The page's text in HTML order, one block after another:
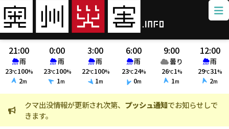
21:00
雨
23℃100%
2m
0:00
雨
23℃100%
1m
3:00
雨
22℃100%
1m
6:00
雨
23℃24%
0m
9:00
曇り
26℃1%
1m
12:00
雨
29℃31%
2m
クマ出没情報が更新され次第、 プッシュ通知でお知らせしで
きます。